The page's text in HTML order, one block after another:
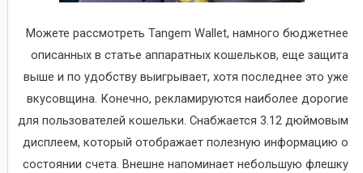
Можете рассмотреть Tangem Wallet, намного бюджетнее
описанных в статье аппаратных кошельков, еще защита
выше и по удобству выигрывает, хотя последнее это уже
вкусовщина. Конечно, рекламируются наиболее дорогие
для пользователей кошельки. Снабжается 3.12 дюймовым
дисплеем, который отображает полезную информацию о
состоянии счета. Внешне напоминает небольшую флешку